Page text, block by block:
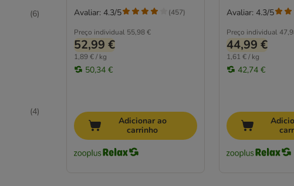
(6)
(4)
Preço individual 55,98 €
52,99 €
1,89 € / kg
50,34 €
Avaliar: 4.3/5 (457)
Adicionar ao
carrinho
Preço individual
44,99 €
1,61 € / kg
42,74 €
Avaliar: 4.3/5